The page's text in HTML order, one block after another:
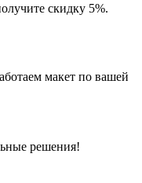
скидку 5%.
макет по вашей
решения!